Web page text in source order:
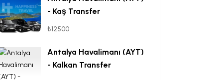
- Kaş Transfer
₺12500
Antalya Havalimanı (AYT)
- Kalkan Transfer